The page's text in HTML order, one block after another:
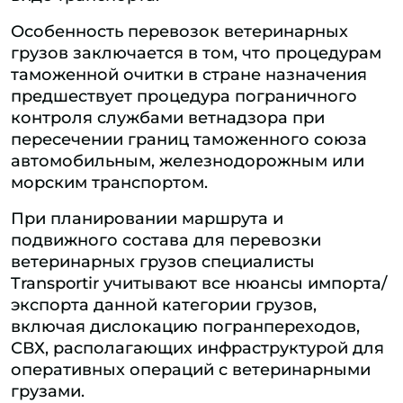
Особенность перевозок ветеринарных
грузов заключается в том, что процедурам
таможенной очитки в стране назначения
предшествует процедура пограничного
контроля службами ветнадзора при
пересечении границ таможенного союза
автомобильным, железнодорожным или
морским транспортом.
При планировании маршрута и
подвижного состава для перевозки
ветеринарных грузов специалисты
Transportir учитывают все нюансы импорта/
экспорта данной категории грузов,
включая дислокацию погранпереходов,
СВХ, располагающих инфраструктурой для
оперативных операций с ветеринарными
грузами.